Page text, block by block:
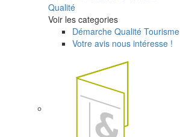
Qualité
Voir les categories
Démarche Qualité Tourisme
Votre avis nous intéresse !